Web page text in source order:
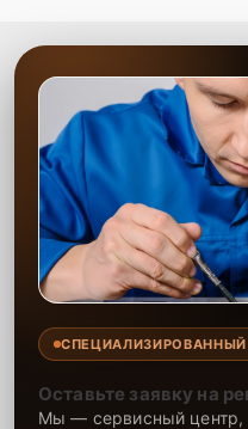
СПЕЦИАЛИЗИРОВАННЫЙ
Оставьте заявку на
Мы — сервисный центр,